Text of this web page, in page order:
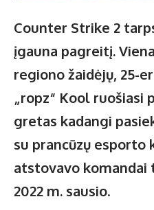
Counter Strike 2
įgauna pagreitį.
regiono žaidėjų, 25-
„ropz“ Kool ruošiasi
gretas kadangi
su prancūzų esporto
atstovavo
2022 m. sausio.